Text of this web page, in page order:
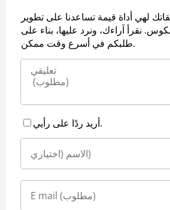
لهي أداة قيمة تساعدنا على تطوير
نقرأ آراءك، ونرد عليها، بناء على
طلبكم في أسرع وقت ممكن.
أريد ردًا على رأيي.